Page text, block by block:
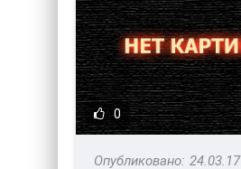
0
24.03.17